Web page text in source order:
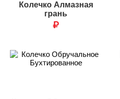
Колечко Алмазная
грань
₽